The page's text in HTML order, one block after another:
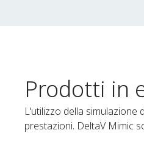
Prodotti in
L'utilizzo della
prestazioni. DeltaV Mimic